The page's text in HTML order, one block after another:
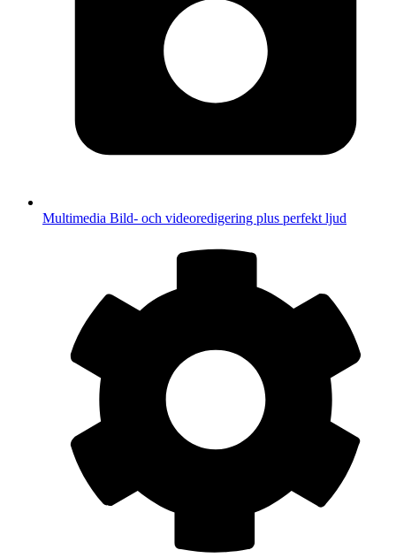
Multimedia Bild- och videoredigering plus perfekt ljud